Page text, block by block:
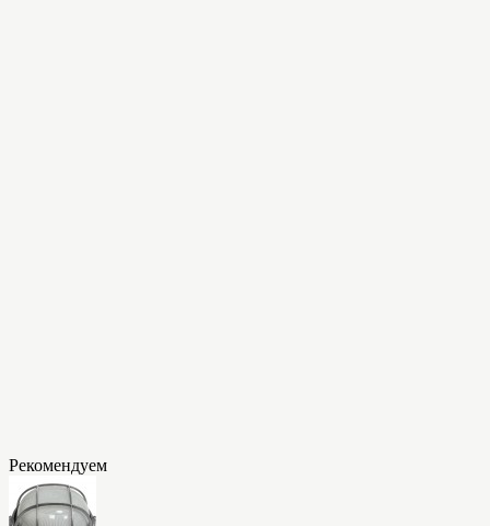
Рекомендуем